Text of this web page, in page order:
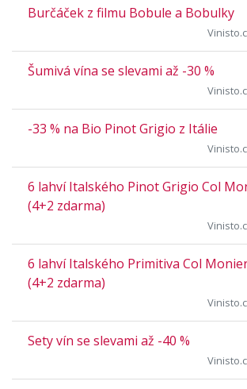
Burčáček z filmu Bobule a Bobulky
Šumivá vína se slevami až -30 %
-33 % na Bio Pinot Grigio z Itálie
6 lahví Italského Pinot Grigio Col
(4+2 zdarma)
6 lahví Italského Primitiva Col
(4+2 zdarma)
Sety vín se slevami až -40 %